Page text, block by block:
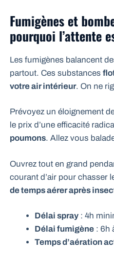
Fumigènes et
pourquoi l’attente
Les fumigènes balancent
partout. Ces substances
votre air intérieur. On ne
Prévoyez un éloignement
le prix d’une efficacité
poumons. Allez vous
Ouvrez tout en grand
courant d’air pour chasser
de temps aérer après
Délai spray : 4h
Délai fumigène : 6h
Temps d’aération